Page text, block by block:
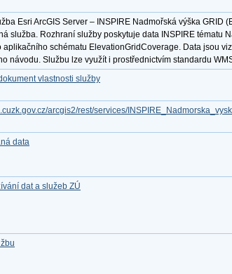
Esri ArcGIS Server – INSPIRE Nadmořská výška GRID
služba. Rozhraní služby poskytuje data INSPIRE tématu
aplikačního schématu ElevationGridCoverage. Data jsou
návodu. Službu lze využít i prostřednictvím standardu
vlastnosti služby
arcgis2/rest/services/
data
dat a služeb ZÚ